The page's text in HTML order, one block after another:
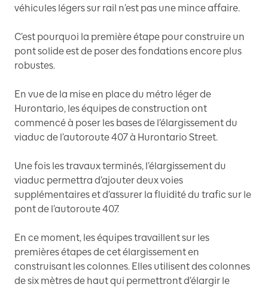
véhicules légers sur rail n’est pas une mince affaire.
C’est pourquoi la première étape pour construire un
pont solide est de poser des fondations encore plus
robustes.
En vue de la mise en place du métro léger de
Hurontario, les équipes de construction ont
commencé à poser les bases de l’élargissement du
viaduc de l’autoroute 407 à Hurontario Street.
Une fois les travaux terminés, l’élargissement du
viaduc permettra d’ajouter deux voies
supplémentaires et d’assurer la fluidité du trafic sur le
pont de l’autoroute 407.
En ce moment, les équipes travaillent sur les
premières étapes de cet élargissement en
construisant les colonnes. Elles utilisent des colonnes
de six mètres de haut qui permettront d’élargir le